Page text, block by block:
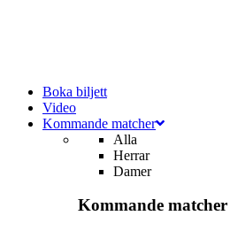
Boka biljett
Video
Kommande matcher
Alla
Herrar
Damer
Kommande matcher